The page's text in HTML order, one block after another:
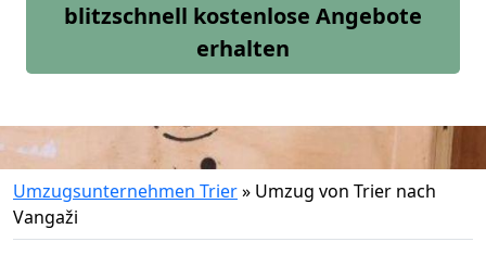
blitzschnell kostenlose Angebote
erhalten
Umzugsunternehmen Trier» Umzug von Trier nach
Vangaži